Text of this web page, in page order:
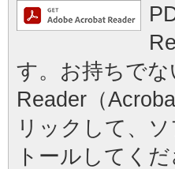
す。お持ちで
Reader（
リックして、
トールしてくだ